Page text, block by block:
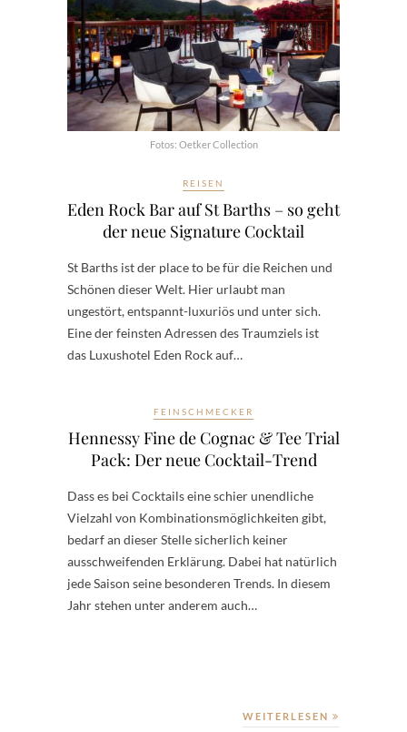
Fotos: Oetker Collection
REISEN
Eden Rock Bar auf St Barths – so geht
der neue Signature Cocktail
St Barths ist der place to be für die Reichen und
Schönen dieser Welt. Hier urlaubt man
ungestört, entspannt-luxuriös und unter sich.
Eine der feinsten Adressen des Traumziels ist
das Luxushotel Eden Rock auf…
FEINSCHMECKER
Hennessy Fine de Cognac & Tee Trial
Pack: Der neue Cocktail-Trend
Dass es bei Cocktails eine schier unendliche
Vielzahl von Kombinationsmöglichkeiten gibt,
bedarf an dieser Stelle sicherlich keiner
ausschweifenden Erklärung. Dabei hat natürlich
jede Saison seine besonderen Trends. In diesem
Jahr stehen unter anderem auch…
WEITERLESEN